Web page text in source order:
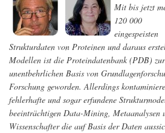
Mit bis jetzt
120 000
eingespeisten
Strukturdaten von Proteinen und daraus
Modellen ist die Proteindatenbank (PDB) zur
unentbehrlichen Basis von
Forschung geworden. Allerdings
fehlerhafte und sogar erfundene
beeinträchtigen Data-Mining, Metaanalysen
Wissenschafter die auf Basis der Daten